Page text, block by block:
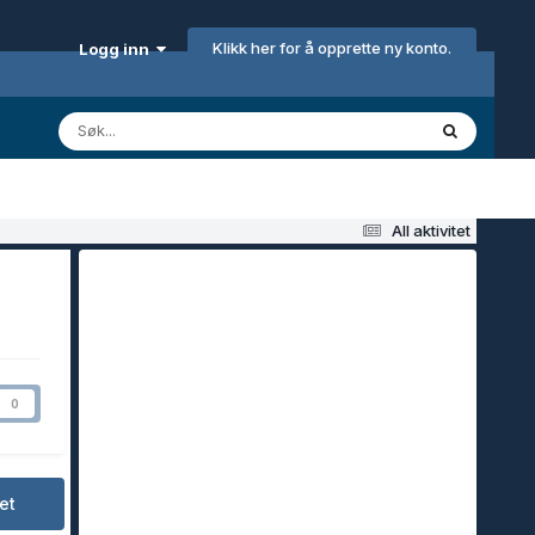
Logg inn Klikk her for å opprette ny konto.
All aktivitet
0